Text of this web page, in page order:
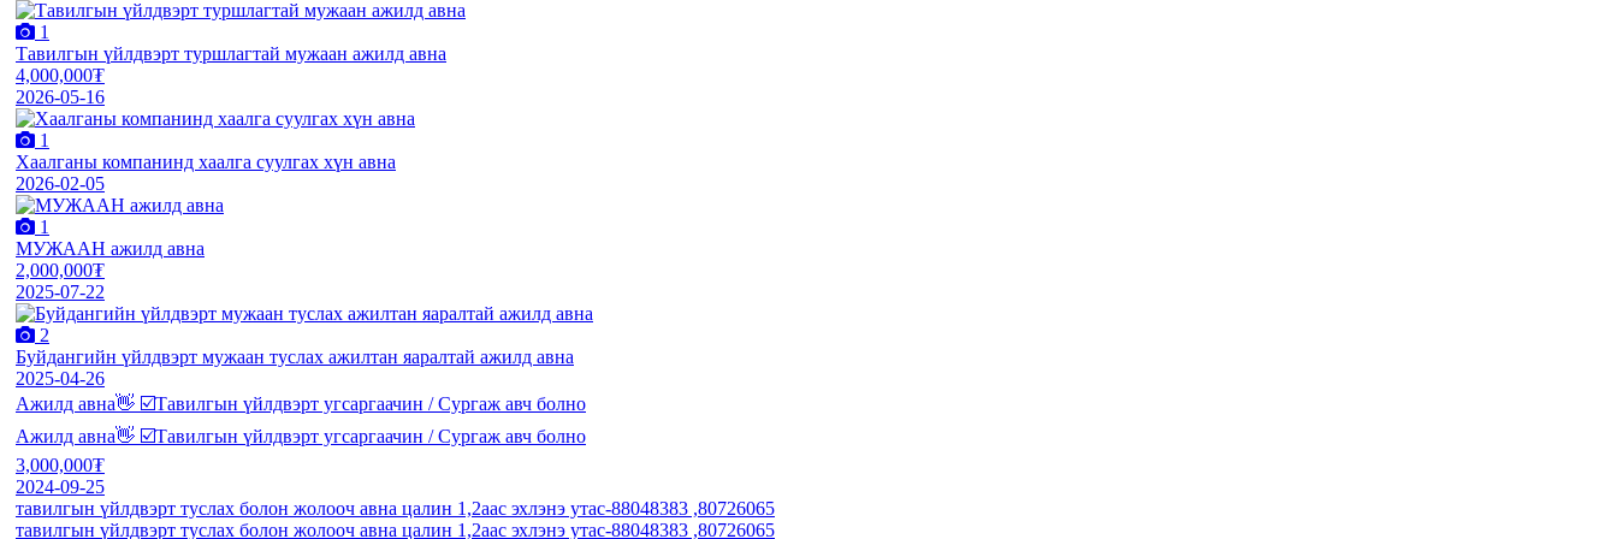
1
Тавилгын үйлдвэрт туршлагтай мужаан ажилд авна
4,000,000₮
2026-05-16
1
Хаалганы компанинд хаалга суулгах хүн авна
2026-02-05
1
МУЖААН ажилд авна
2,000,000₮
2025-07-22
2
Буйдангийн үйлдвэрт мужаан туслах ажилтан яаралтай ажилд авна
2025-04-26
Ажилд авна👋 ☑️Тавилгын үйлдвэрт угсаргаачин / Сургаж авч болно
Ажилд авна👋 ☑️Тавилгын үйлдвэрт угсаргаачин / Сургаж авч болно
3,000,000₮
2024-09-25
тавилгын үйлдвэрт туслах болон жолооч авна цалин 1,2аас эхлэнэ утас-88048383 ,80726065
тавилгын үйлдвэрт туслах болон жолооч авна цалин 1,2аас эхлэнэ утас-88048383 ,80726065